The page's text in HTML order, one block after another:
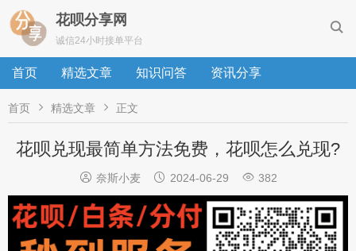

花呗分享网
诚信24小时接单平台
首页 精选文章 知识问答 资讯分享
首页  精选文章  正文
花呗兑现最简单方法免费，花呗怎么兑现?
 奈斯小麦  2024-06-29  382